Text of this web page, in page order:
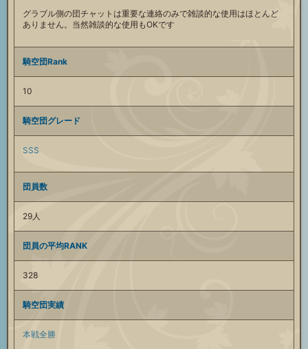
グラブル側の団チャットは重要な連絡のみで雑談的な使用はほとんど
ありません。当然雑談的な使用もOKです
騎空団Rank
10
騎空団グレード
SSS
団員数
29人
団員の平均RANK
328
騎空団実績
本戦全勝